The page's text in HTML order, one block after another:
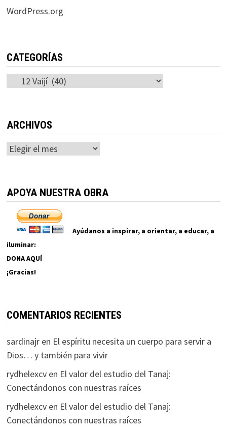
WordPress.org
CATEGORÍAS
Categorías
ARCHIVOS
Archivos
APOYA NUESTRA OBRA
Ayúdanos a inspirar, a orientar, a educar, a
iluminar:
DONA AQUÍ
¡Gracias!
COMENTARIOS RECIENTES
sardinajren El espíritu necesita un cuerpo para servir a
Dios… y también para vivir
rydhelexcven El valor del estudio del Tanaj:
Conectándonos con nuestras raíces
rydhelexcven El valor del estudio del Tanaj:
Conectándonos con nuestras raíces